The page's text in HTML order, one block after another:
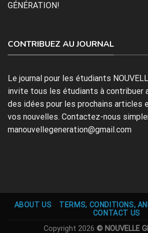
GÉNÉRATION!
CONTRIBUEZ AU JOURNAL
Le journal pour les étudiants
invite tous les étudiants à contribuer
des idées pour les prochains articles
vos nouvelles. Contactez-nous
manouvellegeneration@gmail.com
ABOUT US
TERMS, CONDITIONS,
CONTACT US
Copyright 2026 © NOUVELLE